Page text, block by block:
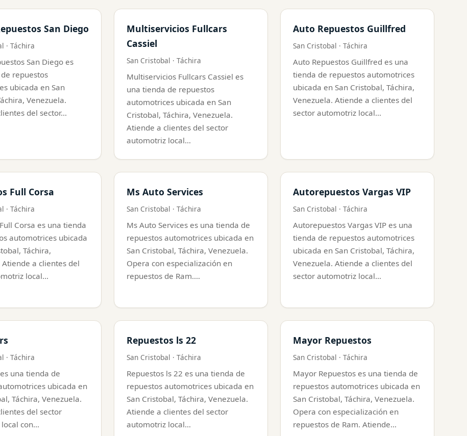
San Diego
· Táchira
San Diego es
repuestos
ubicada en San
Venezuela.
del sector…
Multiservicios Fullcars
Cassiel
San Cristobal · Táchira
Multiservicios Fullcars Cassiel es
una tienda de repuestos
automotrices ubicada en San
Cristobal, Táchira, Venezuela.
Atiende a clientes del sector
automotriz local…
Auto Repuestos Guillfred
San Cristobal · Táchira
Auto Repuestos Guillfred es una
tienda de repuestos automotrices
ubicada en San Cristobal, Táchira,
Venezuela. Atiende a clientes del
sector automotriz local…
Full Corsa
· Táchira
Corsa es una tienda
automotrices ubicada
Táchira,
Atiende a clientes del
local…
Ms Auto Services
San Cristobal · Táchira
Ms Auto Services es una tienda de
repuestos automotrices ubicada en
San Cristobal, Táchira, Venezuela.
Opera con especialización en
repuestos de Ram.…
Autorepuestos Vargas VIP
San Cristobal · Táchira
Autorepuestos Vargas VIP es una
tienda de repuestos automotrices
ubicada en San Cristobal, Táchira,
Venezuela. Atiende a clientes del
sector automotriz local…
· Táchira
una tienda de
ubicada en
Táchira, Venezuela.
del sector
con…
Repuestos ls 22
San Cristobal · Táchira
Repuestos ls 22 es una tienda de
repuestos automotrices ubicada en
San Cristobal, Táchira, Venezuela.
Atiende a clientes del sector
automotriz local…
Mayor Repuestos
San Cristobal · Táchira
Mayor Repuestos es una tienda de
repuestos automotrices ubicada en
San Cristobal, Táchira, Venezuela.
Opera con especialización en
repuestos de Ram. Atiende…